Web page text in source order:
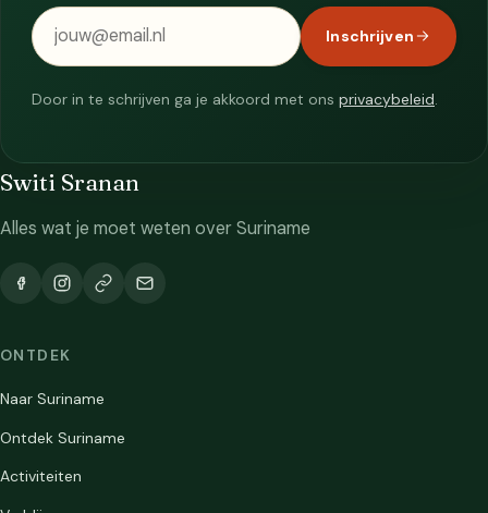
E-mailadres
Inschrijven
Door in te schrijven ga je akkoord met ons privacybeleid
Switi Sranan
Alles wat je moet weten over Suriname
ONTDEK
Naar Suriname
Ontdek Suriname
Activiteiten